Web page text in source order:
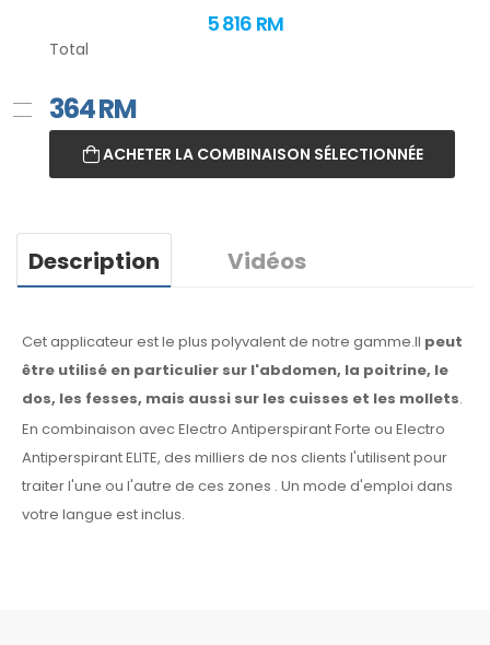
5 816 RM
Total
364RM
ACHETER LA COMBINAISON SÉLECTIONNÉE
Description Vidéos
Cet applicateur est le plus polyvalent de notre gamme.Il peut
être utilisé en particulier sur l'abdomen, la poitrine, le
dos, les fesses, mais aussi sur les cuisses et les mollets.
En combinaison avec Electro Antiperspirant Forte ou Electro
Antiperspirant ELITE, des milliers de nos clients l'utilisent pour
traiter l'une ou l'autre de ces zones . Un mode d'emploi dans
votre langue est inclus.